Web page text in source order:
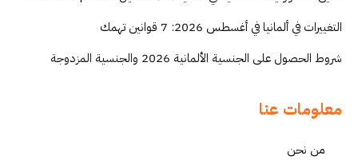
التغييرات في ألمانيا في أغسطس 2026: 7 قوانين تهمك
شروط الحصول على الجنسية الألمانية 2026 والجنسية المزدوجة
معلومات عنا
من نحن